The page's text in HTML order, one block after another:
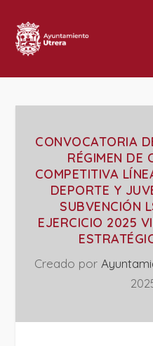
CONVOCATORIA
RÉGIMEN DE
COMPETITIVA
DEPORTE Y
SUBVENCIÓN
EJERCICIO 2025
Creado por